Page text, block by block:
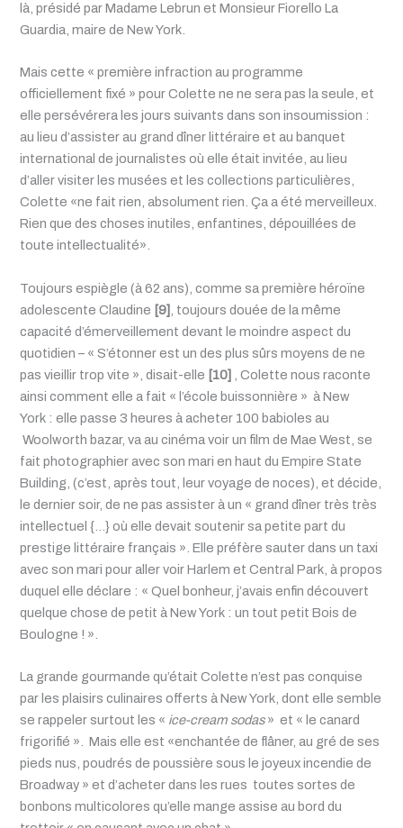
là, présidé par Madame Lebrun et Monsieur Fiorello La
Guardia, maire de New York.
Mais cette « première infraction au programme
officiellement fixé » pour Colette ne ne sera pas la seule, et
elle persévérera les jours suivants dans son insoumission :
au lieu d’assister au grand dîner littéraire et au banquet
international de journalistes où elle était invitée, au lieu
d’aller visiter les musées et les collections particulières,
Colette «ne fait rien, absolument rien. Ça a été merveilleux.
Rien que des choses inutiles, enfantines, dépouillées de
toute intellectualité».
Toujours espiègle (à 62 ans), comme sa première héroïne
adolescente Claudine [9]
, toujours douée de la même
capacité d’émerveillement devant le moindre aspect du
quotidien – « S’étonner est un des plus sûrs moyens de ne
pas vieillir trop vite », disait-elle [10]
, Colette nous raconte
ainsi comment elle a fait « l’école buissonnière » à New
York : elle passe 3 heures à acheter 100 babioles au
Woolworth bazar, va au cinéma voir un film de Mae West, se
fait photographier avec son mari en haut du Empire State
Building, (c’est, après tout, leur voyage de noces), et décide,
le dernier soir, de ne pas assister à un « grand dîner très très
intellectuel {…} où elle devait soutenir sa petite part du
prestige littéraire français ». Elle préfère sauter dans un taxi
avec son mari pour aller voir Harlem et Central Park, à propos
duquel elle déclare : « Quel bonheur, j’avais enfin découvert
quelque chose de petit à New York : un tout petit Bois de
Boulogne ! ».
La grande gourmande qu’était Colette n’est pas conquise
par les plaisirs culinaires offerts à New York, dont elle semble
se rappeler surtout les « ice-cream sodas» et « le canard
frigorifié ». Mais elle est «enchantée de flâner, au gré de ses
pieds nus, poudrés de poussière sous le joyeux incendie de
Broadway » et d’acheter dans les rues toutes sortes de
bonbons multicolores qu’elle mange assise au bord du